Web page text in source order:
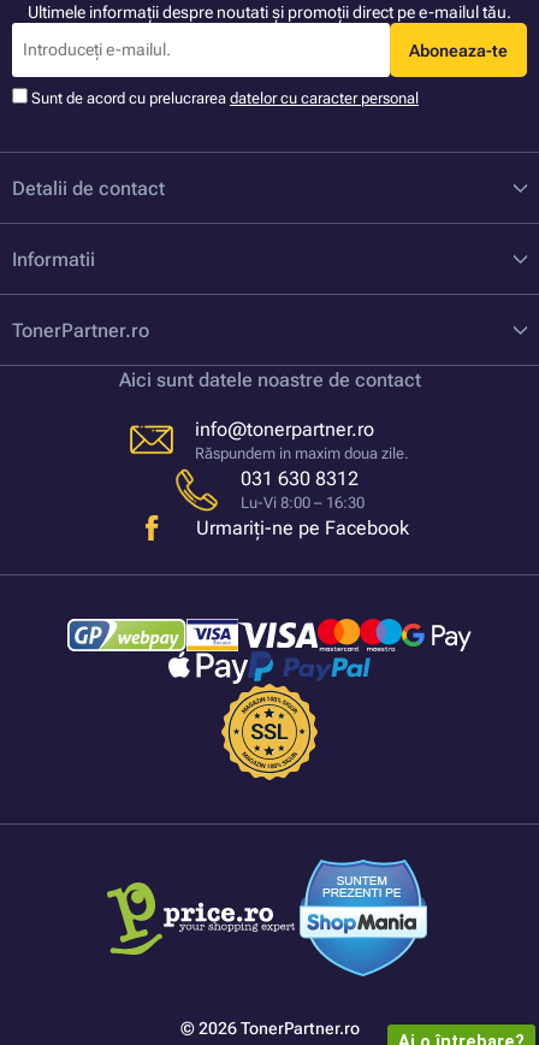
Ultimele informații despre noutati și promoții direct pe e-mailul tău.
Aboneaza-te
Sunt de acord cu prelucrarea datelor cu caracter personal
Detalii de contact
Informatii
TonerPartner.ro
Aici sunt datele noastre de contact
info@tonerpartner.ro
Răspundem in maxim doua zile.
031 630 8312
Lu-Vi 8:00 – 16:30
Urmariți-ne pe Facebook
© 2026 TonerPartner.ro